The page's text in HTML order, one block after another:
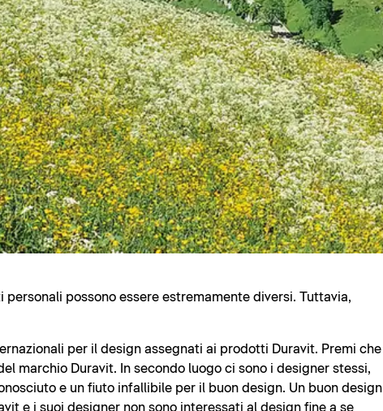
possono essere estremamente diversi. Tuttavia,
per il design assegnati ai prodotti Duravit. Premi che
marchio Duravit. In secondo luogo ci sono i designer stessi,
e un fiuto infallibile per il buon design. Un buon design
e i suoi designer non sono interessati al design fine a se